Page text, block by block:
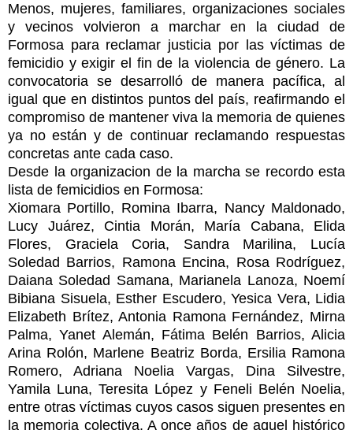
Menos, mujeres, familiares, organizaciones sociales
y vecinos volvieron a marchar en la ciudad de
Formosa para reclamar justicia por las víctimas de
femicidio y exigir el fin de la violencia de género. La
convocatoria se desarrolló de manera pacífica, al
igual que en distintos puntos del país, reafirmando el
compromiso de mantener viva la memoria de quienes
ya no están y de continuar reclamando respuestas
concretas ante cada caso.
Desde la organizacion de la marcha se recordo esta
lista de femicidios en Formosa:
Xiomara Portillo, Romina Ibarra, Nancy Maldonado,
Lucy Juárez, Cintia Morán, María Cabana, Elida
Flores, Graciela Coria, Sandra Marilina, Lucía
Soledad Barrios, Ramona Encina, Rosa Rodríguez,
Daiana Soledad Samana, Marianela Lanoza, Noemí
Bibiana Sisuela, Esther Escudero, Yesica Vera, Lidia
Elizabeth Brítez, Antonia Ramona Fernández, Mirna
Palma, Yanet Alemán, Fátima Belén Barrios, Alicia
Arina Rolón, Marlene Beatriz Borda, Ersilia Ramona
Romero, Adriana Noelia Vargas, Dina Silvestre,
Yamila Luna, Teresita López y Feneli Belén Noelia,
entre otras víctimas cuyos casos siguen presentes en
la memoria colectiva. A once años de aquel histórico